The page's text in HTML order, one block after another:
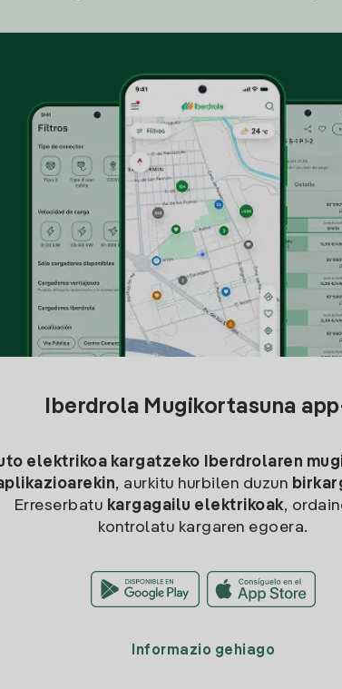
Iberdrola Mugikortasuna
elektrikoa kargatzeko
Iberdrolaren
, aurkitu hurbilen duzun
Erreserbatu kargagailu elektrikoak,
kontrolatu kargaren egoera.
Informazio gehiago